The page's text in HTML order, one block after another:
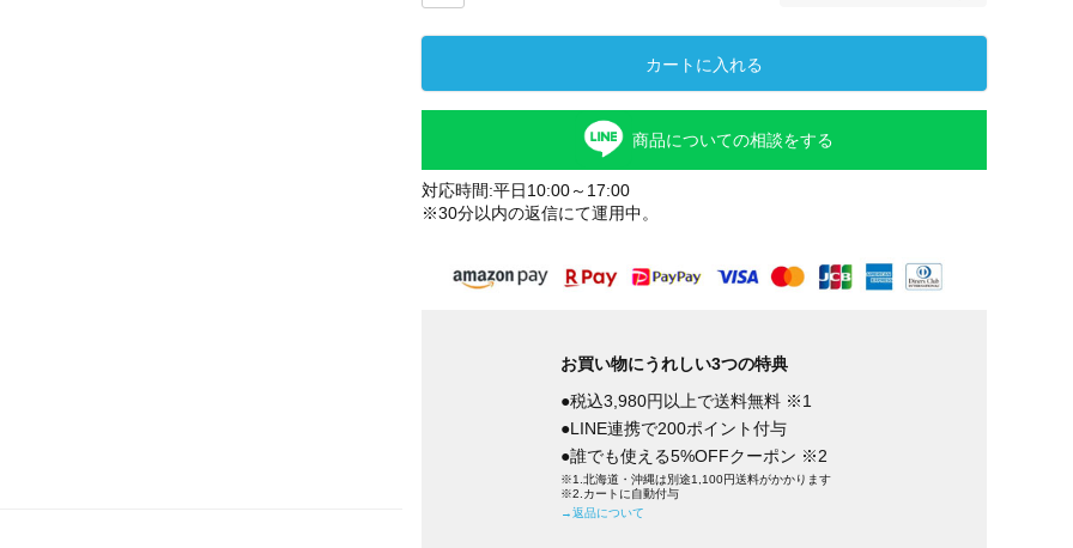
カートに入れる
商品についての相談をする
対応時間:平日10:00～17:00
※30分以内の返信にて運用中。
お買い物にうれしい3つの特典
●税込3,980円以上で送料無料 ※1
●LINE連携で200ポイント付与
●誰でも使える5%OFFクーポン ※2
※1.北海道・沖縄は別途1,100円送料がかかります
※2.カートに自動付与
→返品について